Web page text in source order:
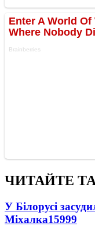
ЧИТАЙТЕ
У Білорусі
Міхалка15999